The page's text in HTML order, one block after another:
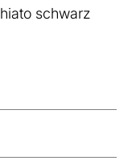
schwarz